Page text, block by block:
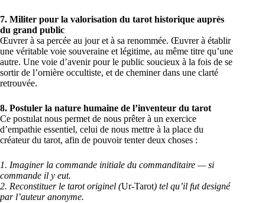
7. Militer pour la valorisation du tarot historique auprès
du grand public
Œuvrer à sa percée au jour et à sa renommée. Œuvrer à établir
une véritable voie souveraine et légitime, au même titre qu’une
autre. Une voie d’avenir pour le public soucieux à la fois de se
sortir de l’ornière occultiste, et de cheminer dans une clarté
retrouvée.
8. Postuler la nature humaine de l’inventeur du tarot
Ce postulat nous permet de nous prêter à un exercice
d’empathie essentiel, celui de nous mettre à la place du
créateur du tarot, afin de pouvoir tenter deux choses :
1. Imaginer la commande initiale du commanditaire — si
commande il y eut.
2. Reconstituer le tarot originel (Ur-Tarot) tel qu’il fut designé
par l’auteur anonyme.